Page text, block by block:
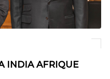
INDIA AFRIQUE